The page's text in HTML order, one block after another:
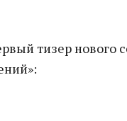
тизер нового